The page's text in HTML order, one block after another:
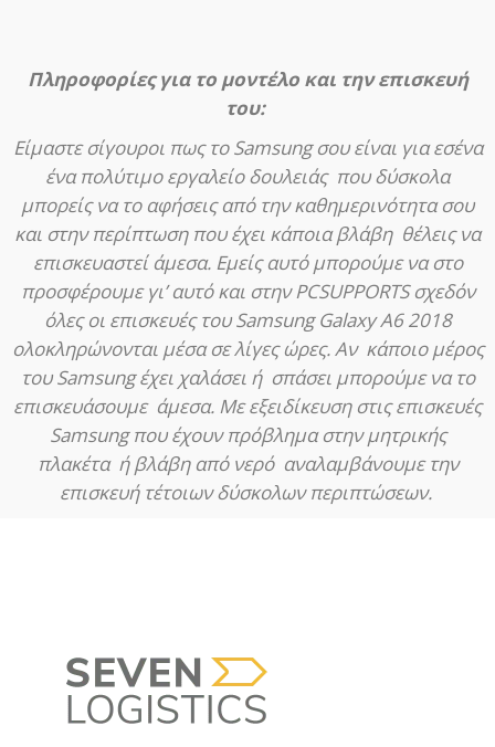
Πληροφορίες για το μοντέλο και την επισκευή
του:
Είμαστε σίγουροι πως το Samsung σου είναι για εσένα
ένα πολύτιμο εργαλείο δουλειάς που δύσκολα
μπορείς να το αφήσεις από την καθημερινότητα σου
και στην περίπτωση που έχει κάποια βλάβη θέλεις να
επισκευαστεί άμεσα. Εμείς αυτό μπορούμε να στο
προσφέρουμε γι’ αυτό και στην PCSUPPORTS σχεδόν
όλες οι επισκευές του Samsung Galaxy A6 2018
ολοκληρώνονται μέσα σε λίγες ώρες. Αν κάποιο μέρος
του Samsung έχει χαλάσει ή σπάσει μπορούμε να το
επισκευάσουμε άμεσα. Με εξειδίκευση στις επισκευές
Samsung που έχουν πρόβλημα στην μητρικής
πλακέτα ή βλάβη από νερό αναλαμβάνουμε την
επισκευή τέτοιων δύσκολων περιπτώσεων.